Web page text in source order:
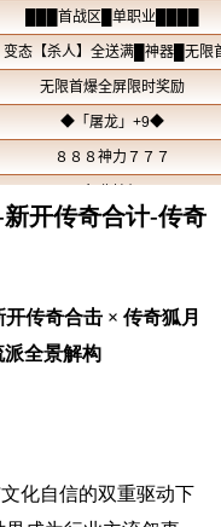
开传奇合计-传奇
传奇合击 × 传奇狐月
全景解构
化自信的双重驱动下